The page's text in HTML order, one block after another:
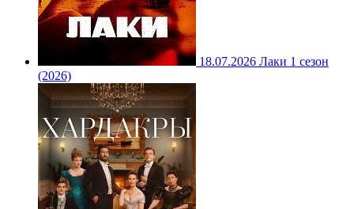
18.07.2026 Лаки 1 сезон
(2026)